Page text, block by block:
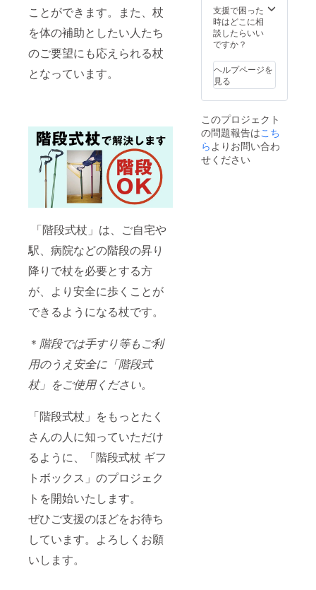
ことができます。また、杖
を体の補助としたい人たち
のご要望にも応えられる杖
となっています。
「階段式杖」は、ご自宅や
駅、病院などの階段の昇り
降りで杖を必要とする方
が、より安全に歩くことが
できるようになる杖です。
＊ 階段では手すり等もご利
用のうえ安全に「階段式
杖」をご使用ください。
「階段式杖」をもっとたく
さんの人に知っていただけ
るように、「階段式杖 ギフ
トボックス」のプロジェク
トを開始いたします。
ぜひご支援のほどをお待ち
しています。よろしくお願
いします。
支援で困った
時はどこに相
談したらいい
ですか？
ヘルプページを
見る
このプロジェクト
の問題報告はこち
らよりお問い合わ
せください